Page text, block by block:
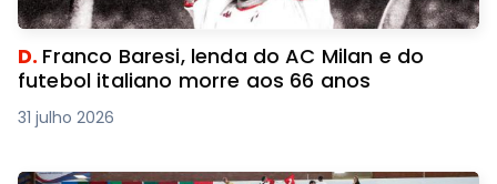
D. Franco Baresi, lenda do AC Milan e do
futebol italiano morre aos 66 anos
31 julho 2026